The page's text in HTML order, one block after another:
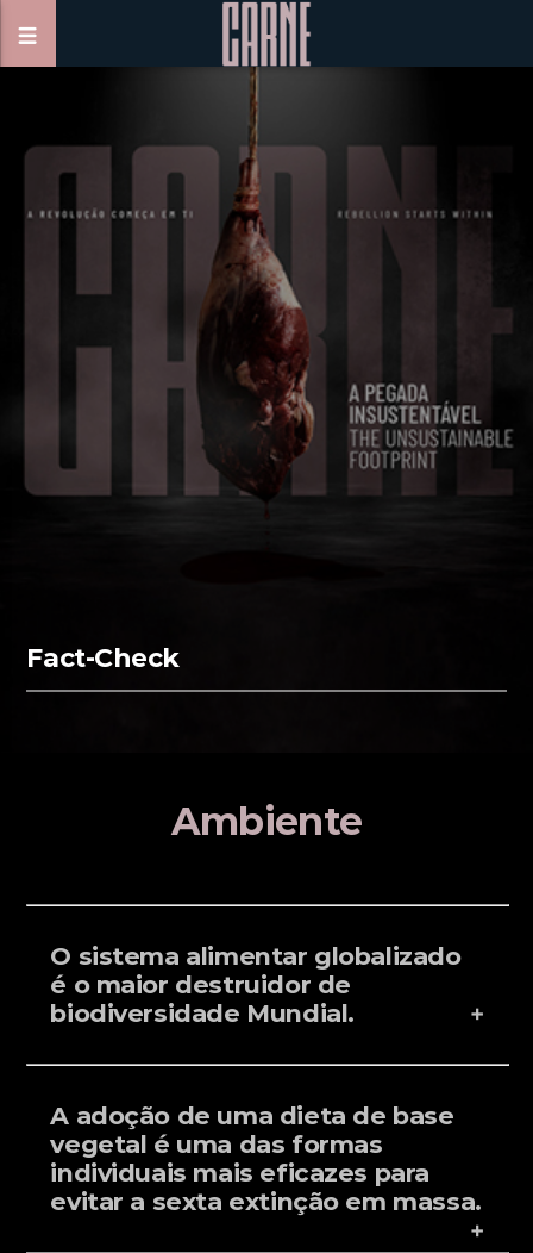
Fact-Check
Ambiente
O sistema alimentar globalizado
é o maior destruidor de
biodiversidade Mundial.
A adoção de uma dieta de base
vegetal é uma das formas
individuais mais eficazes para
evitar a sexta extinção em massa.